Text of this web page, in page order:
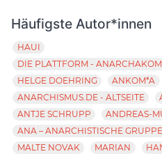
Häufigste Autor*innen
HAUI
DIE PLATTFORM -
HELGE DOEHRING
ANKOM*A
ANARCHISMUS.DE - ALTSEITE
ANTJE SCHRUPP
ANDREAS-
ANA – ANARCHISTISCHE
MALTE NOVAK
MARIAN